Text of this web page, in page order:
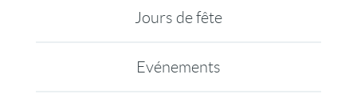
Jours de fête
Evénements